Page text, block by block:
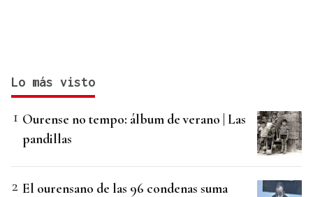
Lo más visto
Ourense no tempo: álbum de verano | Las
pandillas
El ourensano de las 96 condenas suma